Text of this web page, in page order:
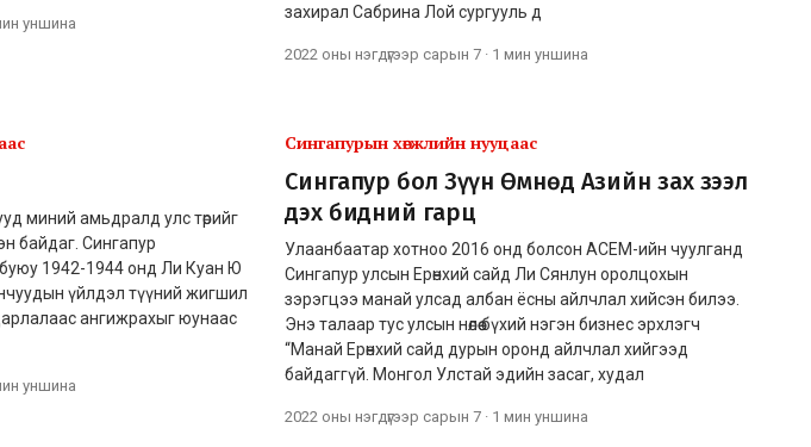
уншина
захирал Сабрина Лой сургууль д
2022 оны нэгдүгээр сарын 7 · 1 мин уншина
миний амьдралд улс төрийг
байдаг. Сингапур
1942-1944 онд Ли Куан Ю
үйлдэл түүний жигшил
ангижрахыг юунаас
уншина
Сингапурын хөгжлийн нууцаас
Сингапур бол Зүүн Өмнөд Азийн зах зээл
дэх бидний гарц
Улаанбаатар хотноо 2016 онд болсон АСЕМ-ийн чуулганд
Сингапур улсын Ерөнхий сайд Ли Сянлун оролцохын
зэрэгцээ манай улсад албан ёсны айлчлал хийсэн билээ.
Энэ талаар тус улсын нөлөө бүхий нэгэн бизнес эрхлэгч
“Манай Ерөнхий сайд дурын оронд айлчлал хийгээд
байдаггүй. Монгол Улстай эдийн засаг, худал
2022 оны нэгдүгээр сарын 7 · 1 мин уншина